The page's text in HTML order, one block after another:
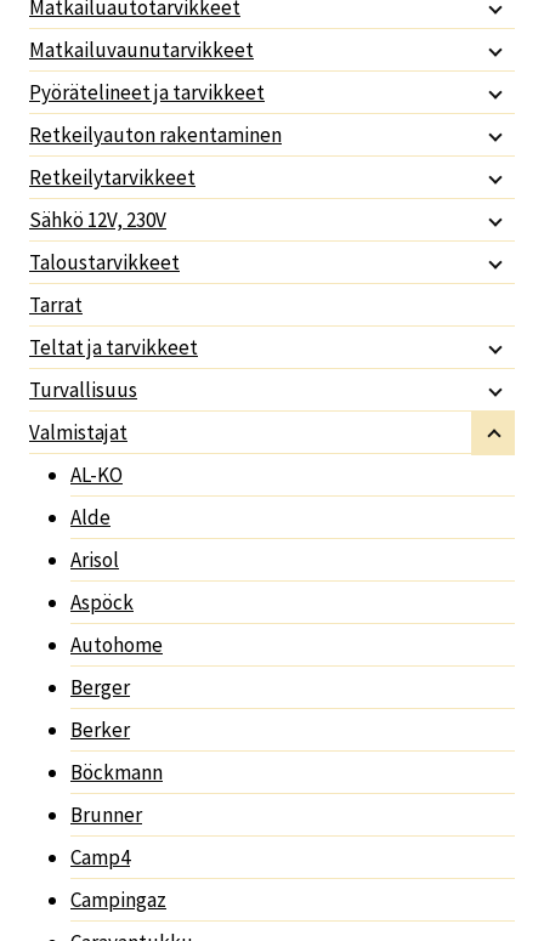
Matkailuautotarvikkeet
Matkailuvaunutarvikkeet
Pyörätelineet ja tarvikkeet
Retkeilyauton rakentaminen
Retkeilytarvikkeet
Sähkö 12V, 230V
Taloustarvikkeet
Tarrat
Teltat ja tarvikkeet
Turvallisuus
Valmistajat
AL-KO
Alde
Arisol
Aspöck
Autohome
Berger
Berker
Böckmann
Brunner
Camp4
Campingaz